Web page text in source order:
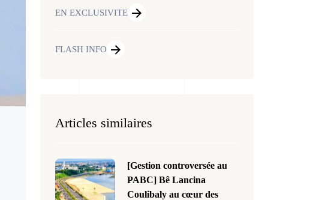
EN EXCLUSIVITE
FLASH INFO
Articles similaires
[Gestion controversée au
PABC] Bê Lancina
Coulibaly au cœur des